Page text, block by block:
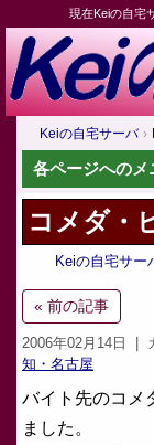
現在Keiの自宅
Keiの自宅サーバ
各ページへのメ
コメダ・
Keiの自宅サー
« 前の記事
2006年02月14日 |
知・名古屋
バイト先のコメ
ました。